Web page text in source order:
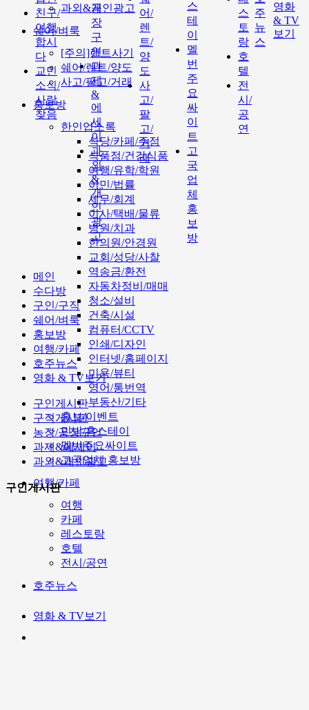
과외&개인광고
쉐어/벼룩
[주의]랜트사기
쉐어/렌트/양도
사고/팔고/거래
홍보방
한인업소록
식당/카페/주점
식품점/건강식품
여행/유학/학원
이민/법률
세무/회계
이사/택배/물류
병원/치과
한의원/안경원
교회/성당/사찰
역송금/환전
자동차정비/매매
청소/설비
건축/시설
컴퓨터/CCTV
인쇄/디자인
인터넷/홈페이지
미용/뷰티
영어/통번역
부동산/기타
홍보/이벤트
민박/홈스테이
멜번주요싸이트
고국업체 홍보방
여행/카페
여행
카페
레스토랑
호텔
전시/공연
호주뉴스
영화 & TV보기
친구/
여행
합시
다
교민
소식/
사람
찾음
공
장
구
인
과
제
&
에
세
이
과
외
&
개
인
광
고
어/
렌
트/
양
도
사
고/
팔
고/
거
래
스
테
이
멜
번
주
요
싸
이
트
고
국
업
체
홍
보
방
스
토
랑
호
텔
전
시/
공
연
주
뉴
스
영화
& TV
보기
메인
수다방
구인/구직
쉐어/벼룩
홍보방
여행/카페
호주뉴스
영화 & TV보기
구인게시판
구직게시판
농장/공장구인
과제&에세이
과외&개인광고
구인게시판